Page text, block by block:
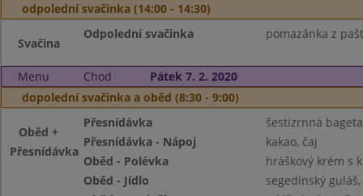
odpolední svačinka (14:00 - 14:30)
Svačina
Odpolední svačinka pomazánka z
Menu Chod
Pátek 7. 2. 2020
dopolední svačinka a oběd (8:30 - 9:00)
Oběd +
Přesnídávka
Přesnídávka
šestizrnná
Přesnídávka - Nápoj
kakao, čaj
Oběd - Polévka
hráškový krém s
Oběd - Jídlo
segedínský